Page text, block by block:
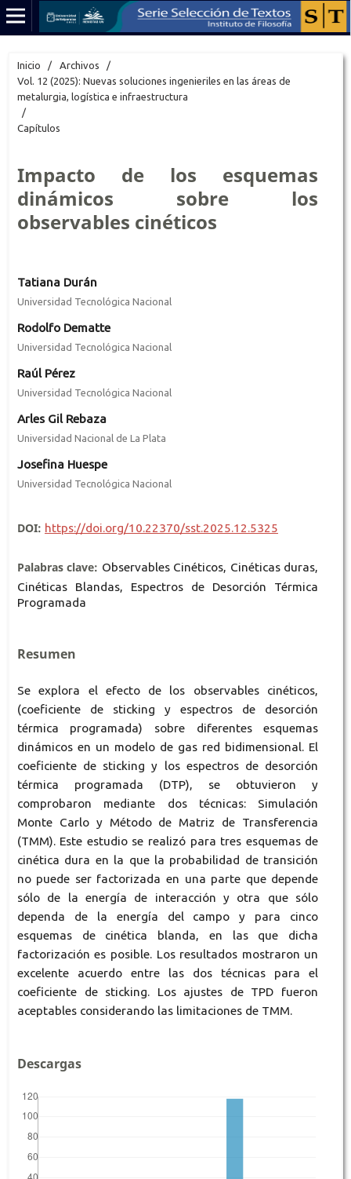
Inicio / Archivos
/
Vol. 12 (2025): Nuevas soluciones ingenieriles en las áreas de
metalurgia, logística e infraestructura
/
Capítulos
Impacto de los esquemas
dinámicos sobre los
observables cinéticos
Tatiana Durán
Universidad Tecnológica Nacional
Rodolfo Dematte
Universidad Tecnológica Nacional
Raúl Pérez
Universidad Tecnológica Nacional
Arles Gil Rebaza
Universidad Nacional de La Plata
Josefina Huespe
Universidad Tecnológica Nacional
DOI: https://doi.org/10.22370/sst.2025.12.5325
Palabras clave: Observables Cinéticos, Cinéticas duras,
Cinéticas Blandas, Espectros de Desorción Térmica
Programada
Resumen
Se explora el efecto de los observables cinéticos,
(coeficiente de sticking y espectros de desorción
térmica programada) sobre diferentes esquemas
dinámicos en un modelo de gas red bidimensional. El
coeficiente de sticking y los espectros de desorción
térmica programada (DTP), se obtuvieron y
comprobaron mediante dos técnicas: Simulación
Monte Carlo y Método de Matriz de Transferencia
(TMM). Este estudio se realizó para tres esquemas de
cinética dura en la que la probabilidad de transición
no puede ser factorizada en una parte que depende
sólo de la energía de interacción y otra que sólo
dependa de la energía del campo y para cinco
esquemas de cinética blanda, en las que dicha
factorización es posible. Los resultados mostraron un
excelente acuerdo entre las dos técnicas para el
coeficiente de sticking. Los ajustes de TPD fueron
aceptables considerando las limitaciones de TMM.
Descargas